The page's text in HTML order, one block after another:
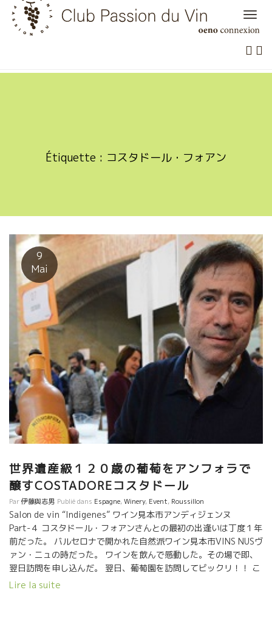
Skip
content
Étiquette : コスタドール・フォアン
9
Mai
世界遺産級１２０歳の葡萄をアンフォラで
醸すCOSTADOREコスタドール
Par伊藤與志男 Publié dans Espagne,Winery, Event, Roussillon
Salon de vin “Indigenes” ワイン見本市アンディジェンヌ
Part-４ コスタドール・フォアンさんとの最初の出逢いは丁度１年
前だった。 バルセロナで開かれた自然派ワイン見本市VINS NUSヴ
ァン・ニュの時だった。 ワインを飲んで感動した。その場で即、
翌日訪問を申し込んだ。 翌日、葡萄園を訪問してビックリ！！ こ
んな古木の葡萄木を見たのは初めてだった。 正式には年齢不明、
Lire la suite